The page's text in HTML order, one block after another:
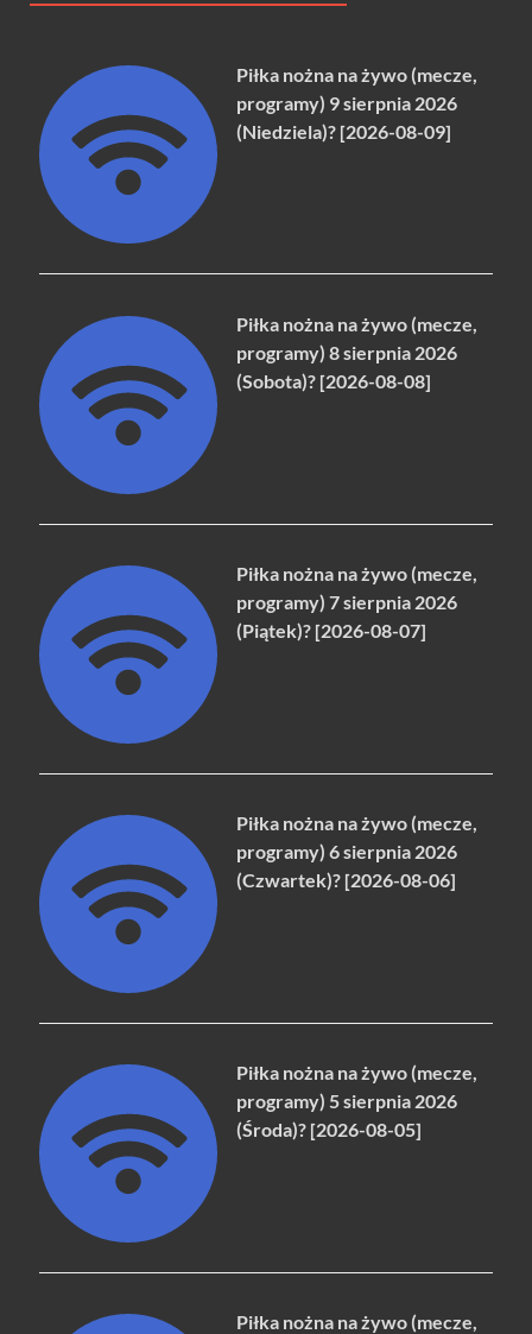
Piłka nożna na żywo (mecze,
programy) 9 sierpnia 2026
(Niedziela)? [2026-08-09]
Piłka nożna na żywo (mecze,
programy) 8 sierpnia 2026
(Sobota)? [2026-08-08]
Piłka nożna na żywo (mecze,
programy) 7 sierpnia 2026
(Piątek)? [2026-08-07]
Piłka nożna na żywo (mecze,
programy) 6 sierpnia 2026
(Czwartek)? [2026-08-06]
Piłka nożna na żywo (mecze,
programy) 5 sierpnia 2026
(Środa)? [2026-08-05]
Piłka nożna na żywo (mecze,